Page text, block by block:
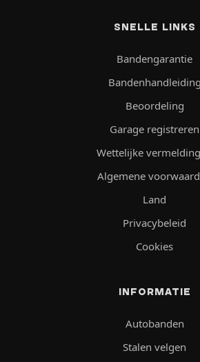
SNELLE LINKS
Bandengarantie
Bandenhandleiding
Beoordeling
Garage registreren
Wettelijke
Algemene
Land
Privacybeleid
Cookies
INFORMATIE
Autobanden
Stalen velgen